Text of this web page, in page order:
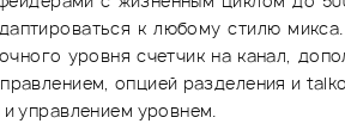
к любому стилю
уровня счетчик на канал,
опцией разделения и
управлением уровнем.